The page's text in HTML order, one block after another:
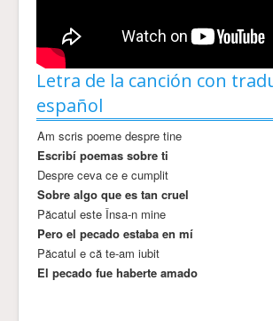
Letra de la canción con
español
Am scris poeme despre tine
Escribí poemas sobre ti
Despre ceva ce e cumplit
Sobre algo que es tan cruel
Păcatul este Însa-n mine
Pero el pecado estaba en mí
Păcatul e că te-am iubit
El pecado fue haberte amado